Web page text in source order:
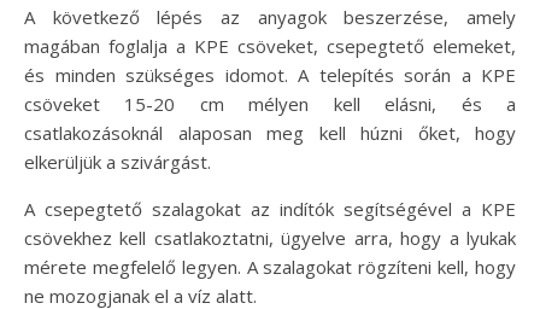
A következő lépés az anyagok beszerzése, amely
magában foglalja a KPE csöveket, csepegtető elemeket,
és minden szükséges idomot. A telepítés során a KPE
csöveket 15-20 cm mélyen kell elásni, és a
csatlakozásoknál alaposan meg kell húzni őket, hogy
elkerüljük a szivárgást.
A csepegtető szalagokat az indítók segítségével a KPE
csövekhez kell csatlakoztatni, ügyelve arra, hogy a lyukak
mérete megfelelő legyen. A szalagokat rögzíteni kell, hogy
ne mozogjanak el a víz alatt.